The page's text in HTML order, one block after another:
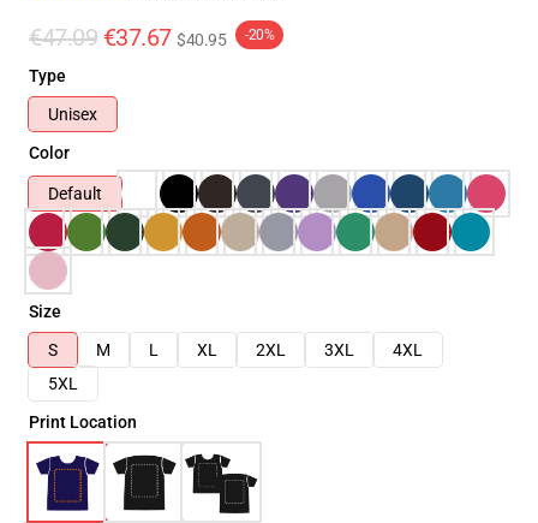
€47.09 €37.67 $40.95 -20%
Type
Unisex
Color
Default
Size
S
M L XL 2XL 3XL
4XL
5XL
Print Location